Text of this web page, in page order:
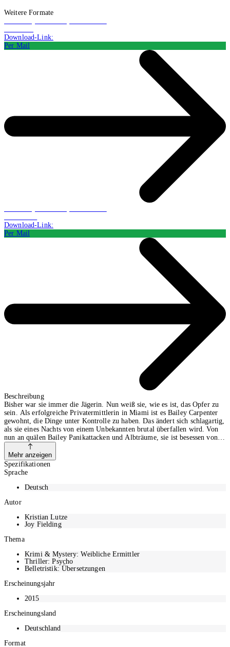
Weitere Formate
Download-Link:
Per Mail
Download-Link:
Per Mail
Beschreibung
Bisher war sie immer die Jägerin. Nun weiß sie, wie es ist, das Opfer zu
sein. Als erfolgreiche Privatermittlerin in Miami ist es Bailey Carpenter
gewohnt, die Dinge unter Kontrolle zu haben. Das ändert sich schlagartig,
als sie eines Nachts von einem Unbekannten brutal überfallen wird. Von
nun an quälen Bailey Panikattacken und Albträume, sie ist besessen von
dem Gedanken, verfolgt zu werden. Und dann bemerkt sie, dass ein
Nachbar im Hochhaus gegenüber sie beobachtet. Bailey ist außer sich vor
Angst, denn er scheint ein makabres Spiel mit ihr zu treiben. Doch
niemand will ihr glauben - selbst dann nicht, als der Mann in seiner
Wohnung einen kaltblütigen Mord begeht.
Mehr anzeigen
Spezifikationen
Sprache
Deutsch
Autor
Kristian Lutze
Joy Fielding
Thema
Krimi & Mystery: Weibliche Ermittler
Thriller: Psycho
Belletristik: Übersetzungen
Erscheinungsjahr
2015
Erscheinungsland
Deutschland
Format